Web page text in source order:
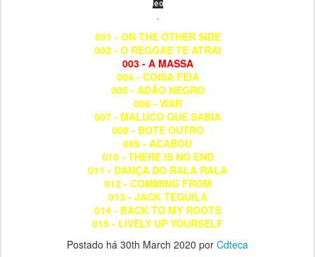
001 - ON THE OTHER SIDE
002 - O REGGAE TE ATRAI
003 - A MASSA
004 - COISA FEIA
005 - ADÃO NEGRO
006 - WAR
007 - MALUCO QUE SABIA
008 - BOTE OUTRO
009 - ACABOU
010 - THERE IS NO END
011 - DANÇA DO RALA RALA
012 - COMMING FROM
013 - JACK TEQUILA
014 - BACK TO MY ROOTS
015 - LIVELY UP YOURSELF
Postado há 30th March 2020 por Cdteca